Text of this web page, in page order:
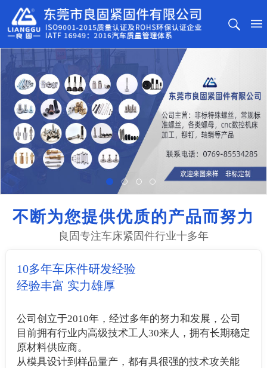
不断为您提供优质的产品而努力
良固专注车床紧固件行业十多年
10多年车床件研发经验
经验丰富 实力雄厚
公司创立于2010年，经过多年的努力和发展，公司
目前拥有行业内高级技术工人30来人，拥有长期稳定
原材料供应商。
从模具设计到样品量产，都有具很强的技术攻关能